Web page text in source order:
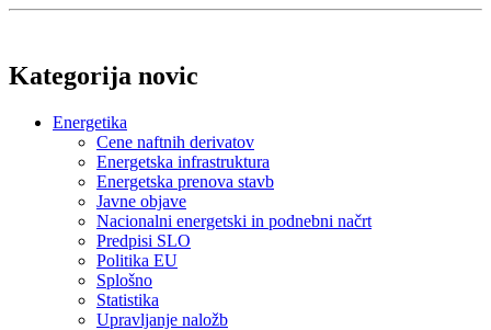
Kategorija novic
Energetika
Cene naftnih derivatov
Energetska infrastruktura
Energetska prenova stavb
Javne objave
Nacionalni energetski in podnebni načrt
Predpisi SLO
Politika EU
Splošno
Statistika
Upravljanje naložb